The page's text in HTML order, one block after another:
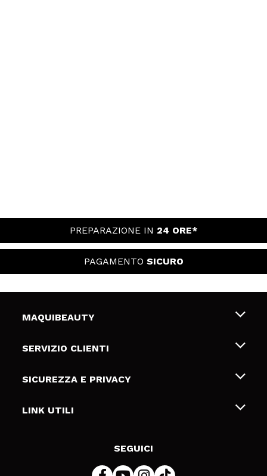
PREPARAZIONE IN 24 ORE*
PAGAMENTO SICURO
MAQUIBEAUTY
Chi siamo
Gift Cards
SERVIZIO CLIENTI
Spedizioni & Resi
Metodi di pagamamento
SICUREZZA E PRIVACY
Termini e condizioni
LINK UTILI
SEGUICI